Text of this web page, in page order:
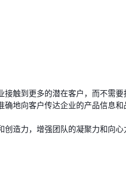
触到更多的潜在客户，而不需要
地向客户传达企业的产品信息
造力，增强团队的凝聚力和向心